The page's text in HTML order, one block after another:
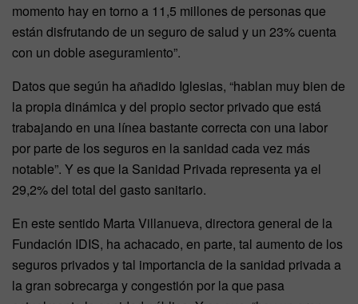
momento hay en torno a 11,5 millones de personas que
están disfrutando de un seguro de salud y un 23% cuenta
con un doble aseguramiento”.
Datos que según ha añadido Iglesias, “hablan muy bien de
la propia dinámica y del propio sector privado que está
trabajando en una línea bastante correcta con una labor
por parte de los seguros en la sanidad cada vez más
notable”. Y es que la Sanidad Privada representa ya el
29,2% del total del gasto sanitario.
En este sentido Marta Villanueva, directora general de la
Fundación IDIS, ha achacado, en parte, tal aumento de los
seguros privados y tal importancia de la sanidad privada a
la gran sobrecarga y congestión por la que pasa